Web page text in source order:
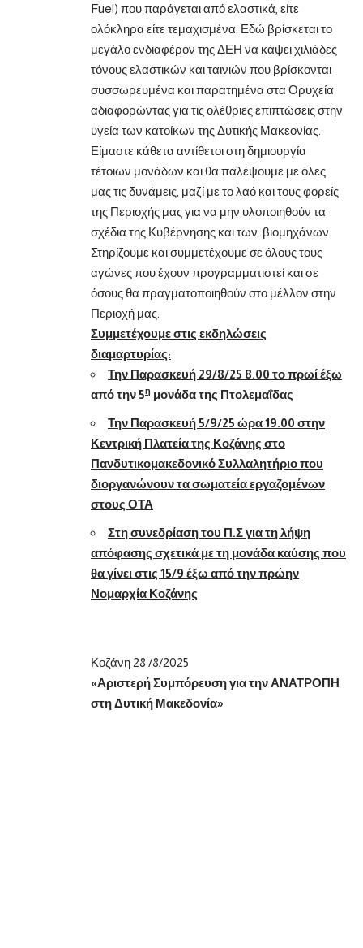
Fuel) που παράγεται από ελαστικά, είτε
ολόκληρα είτε τεμαχισμένα. Εδώ βρίσκεται το
μεγάλο ενδιαφέρον της ΔΕΗ να κάψει χιλιάδες
τόνους ελαστικών και ταινιών που βρίσκονται
συσσωρευμένα και παρατημένα στα Ορυχεία
αδιαφορώντας για τις ολέθριες επιπτώσεις στην
υγεία των κατοίκων της Δυτικής Μακεονίας.
Είμαστε κάθετα αντίθετοι στη δημιουργία
τέτοιων μονάδων και θα παλέψουμε με όλες
μας τις δυνάμεις, μαζί με το λαό και τους φορείς
της Περιοχής μας για να μην υλοποιηθούν τα
σχέδια της Κυβέρνησης και των βιομηχάνων.
Στηρίζουμε και συμμετέχουμε σε όλους τους
αγώνες που έχουν προγραμματιστεί και σε
όσους θα πραγματοποιηθούν στο μέλλον στην
Περιοχή μας.
Συμμετέχουμε στις εκδηλώσεις
διαμαρτυρίας:
Την Παρασκευή 29/8/25 8.00 το πρωί έξω
από την 5η μονάδα της Πτολεμαΐδας
Την Παρασκευή 5/9/25 ώρα 19.00 στην
Κεντρική Πλατεία της Κοζάνης στο
Πανδυτικομακεδονικό Συλλαλητήριο που
διοργανώνουν τα σωματεία εργαζομένων
στους ΟΤΑ
Στη συνεδρίαση του Π.Σ για τη λήψη
απόφασης σχετικά με τη μονάδα καύσης που
θα γίνει στις 15/9 έξω από την πρώην
Νομαρχία Κοζάνης
Κοζάνη 28 /8/2025
«Αριστερή Συμπόρευση για την ΑΝΑΤΡΟΠΗ
στη Δυτική Μακεδονία»